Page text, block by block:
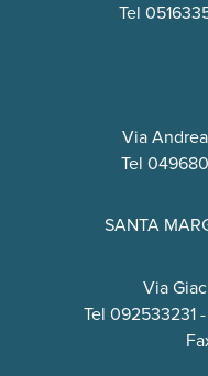
Tel
Via
Tel
SANTA
Via
Tel 092533231-